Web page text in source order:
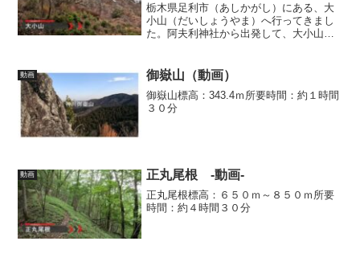
栃木県足利市（あしかがし）にある、大
小山（だいしょうやま）へ行ってきまし
た。阿夫利神社から出発して、大小山、
動画 御嶽山（動画）
御嶽山標高：343.4ｍ所要時間：約１時間
３０分
動画 正丸尾根 -動画-
正丸尾根標高：６５０ｍ～８５０ｍ所要
時間：約４時間３０分